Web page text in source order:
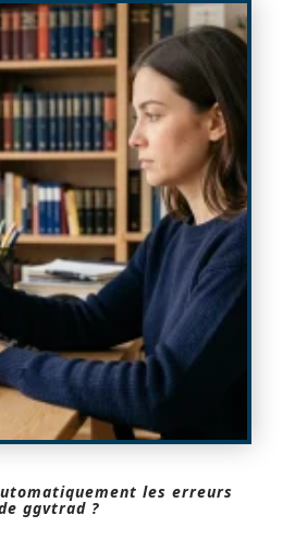
les erreurs
ggvtrad ?